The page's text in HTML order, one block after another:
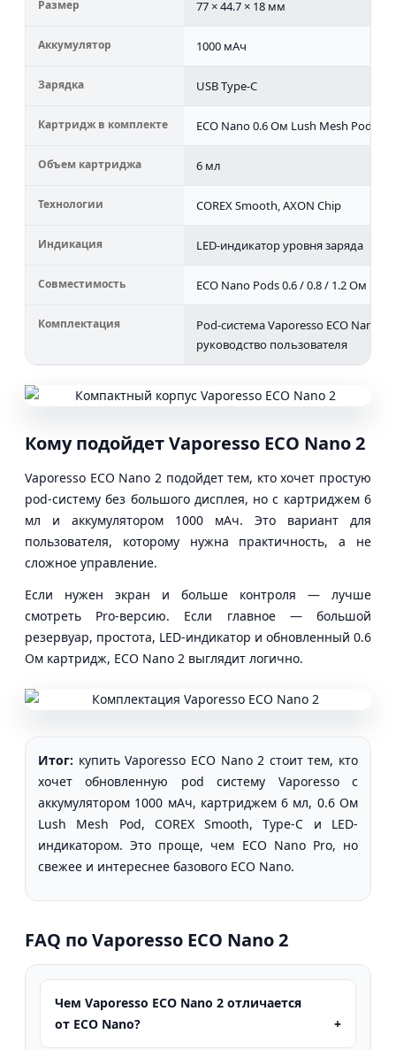
Размер 77 × 44.7 × 18 мм
Аккумулятор 1000 мАч
Зарядка USB Type-C
Картридж в комплекте ECO Nano 0.6 Ом Lush Mesh Pod
Объем картриджа 6 мл
Технологии COREX Smooth, AXON Chip
Индикация LED-индикатор уровня заряда
Совместимость ECO Nano Pods 0.6 / 0.8 / 1.2 Ом
Комплектация
Pod-система Vaporesso ECO Nano
руководство пользователя
Кому подойдет Vaporesso ECO Nano 2
Vaporesso ECO Nano 2 подойдет тем, кто хочет простую
pod-систему без большого дисплея, но с картриджем 6
мл и аккумулятором 1000 мАч. Это вариант для
пользователя, которому нужна практичность, а не
сложное управление.
Если нужен экран и больше контроля — лучше
смотреть Pro-версию. Если главное — большой
резервуар, простота, LED-индикатор и обновленный 0.6
Ом картридж, ECO Nano 2 выглядит логично.
Итог: купить Vaporesso ECO Nano 2 стоит тем, кто
хочет обновленную pod систему Vaporesso с
аккумулятором 1000 мАч, картриджем 6 мл, 0.6 Ом
Lush Mesh Pod, COREX Smooth, Type-C и LED-
индикатором. Это проще, чем ECO Nano Pro, но
свежее и интереснее базового ECO Nano.
FAQ по Vaporesso ECO Nano 2
Чем Vaporesso ECO Nano 2 отличается
от ECO Nano?